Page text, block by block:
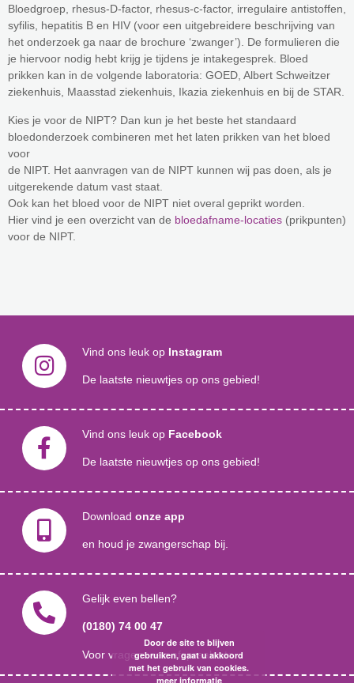
Bloedgroep, rhesus-D-factor, rhesus-c-factor, irregulaire antistoffen,
syfilis, hepatitis B en HIV (voor een uitgebreidere beschrijving van
het onderzoek ga naar de brochure ‘zwanger’). De formulieren die
je hiervoor nodig hebt krijg je tijdens je intakegesprek. Bloed
prikken kan in de volgende laboratoria: GOED, Albert Schweitzer
ziekenhuis, Maasstad ziekenhuis, Ikazia ziekenhuis en bij de STAR.
Kies je voor de NIPT? Dan kun je het beste het standaard
bloedonderzoek combineren met het laten prikken van het bloed
voor
de NIPT. Het aanvragen van de NIPT kunnen wij pas doen, als je
uitgerekende datum vast staat.
Ook kan het bloed voor de NIPT niet overal geprikt worden.
Hier vind je een overzicht van de bloedafname-locaties (prikpunten)
voor de NIPT.
Vind ons leuk op Instagram
De laatste nieuwtjes op ons gebied!
Vind ons leuk op Facebook
De laatste nieuwtjes op ons gebied!
Download onze app
en houd je zwangerschap bij.
Gelijk even bellen?
(0180) 74 00 47
Voor vragen, een afspraak etc.
Door de site te blijven
gebruiken, gaat u akkoord
met het gebruik van cookies.
meer informatie